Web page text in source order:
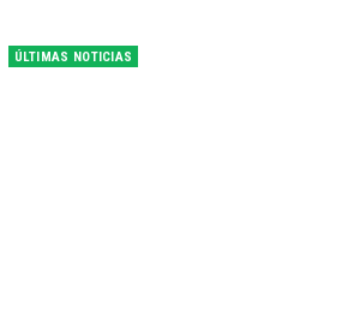
ÚLTIMAS NOTICIAS